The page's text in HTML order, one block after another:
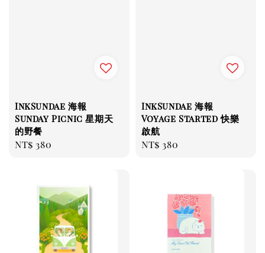
InkSundae 海報
Sunday Picnic 星期天
的野餐
Regular
NT$ 380
InkSundae 海報
Voyage Started 快樂
啟航
Regular
NT$ 380